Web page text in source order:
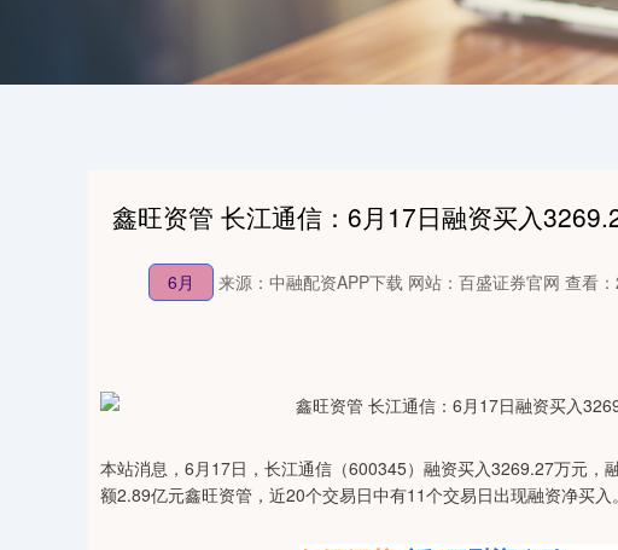
鑫旺资管 长江通信：6月17日融资买入
6月 来源：中融配资APP下载 网站：百盛证券官网 查看
本站消息，6月17日，长江通信（600345）融资买入3269.27万元
额2.89亿元鑫旺资管，近20个交易日中有11个交易日出现融资净买入。